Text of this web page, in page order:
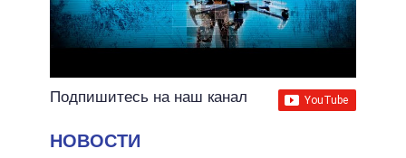
Подпишитесь на наш канал
НОВОСТИ